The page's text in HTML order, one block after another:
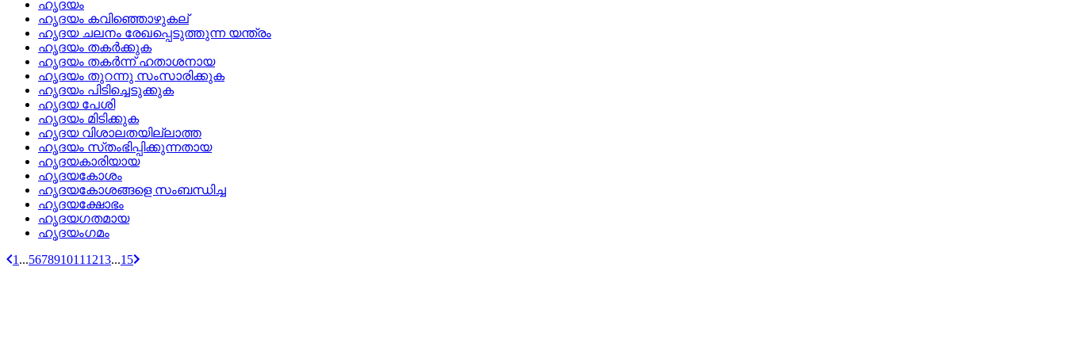
ഹൃദയം
ഹൃദയം കവിഞ്ഞൊഴുകല്
ഹൃദയ ചലനം രേഖപ്പെടുത്തുന്ന യന്ത്രം
ഹൃദയം തകര്‍ക്കുക
ഹൃദയം തകര്‍ന്ന്‌ ഹതാശനായ
ഹൃദയം തുറന്നു സംസാരിക്കുക
ഹൃദയം പിടിച്ചെടുക്കുക
ഹൃദയ പേശി
ഹൃദയം മിടിക്കുക
ഹൃദയ വിശാലതയില്ലാത്ത
ഹൃദയം സ്‌തംഭിപ്പിക്കുന്നതായ
ഹൃദയകാരിയായ
ഹൃദയകോശം
ഹൃദയകോശങ്ങളെ സംബന്ധിച്ച
ഹൃദയക്ഷോഭം
ഹൃദയഗതമായ
ഹൃദയംഗമം
1 ...567891011 1213...15